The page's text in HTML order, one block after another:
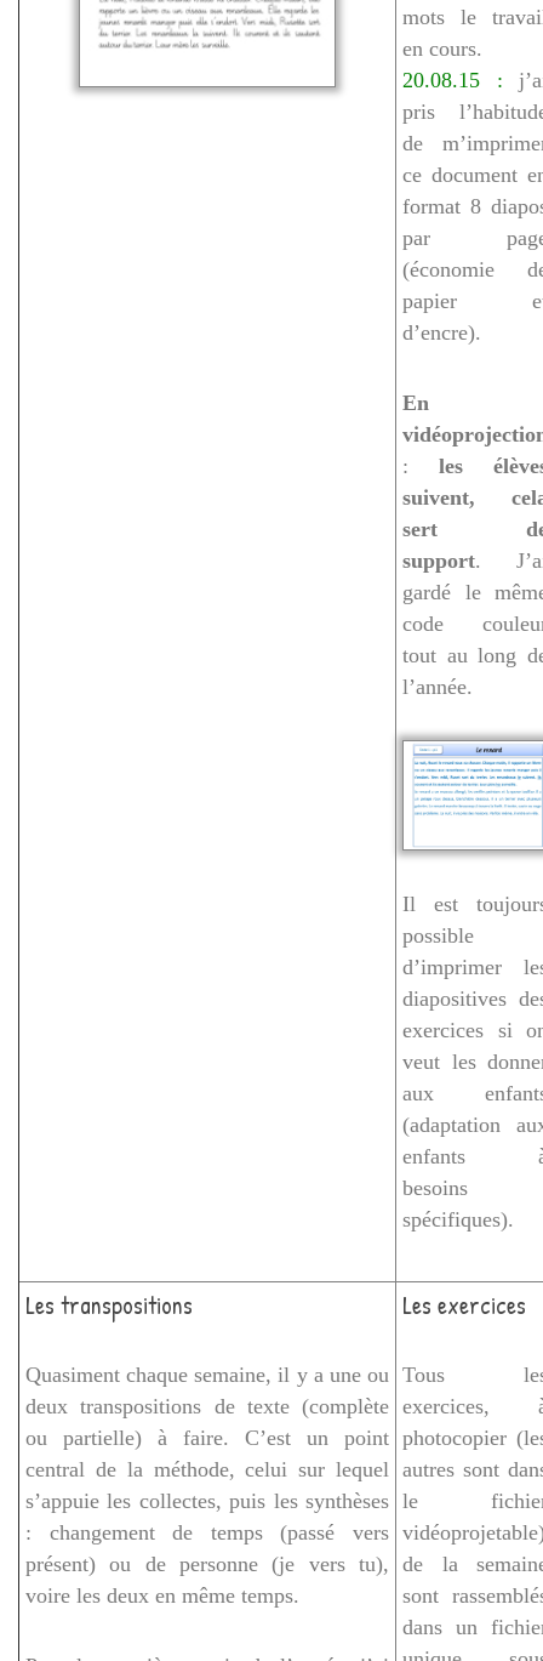
mots le
en cours.
20.08.15 :
pris
de
ce document
format 8
par
(économie
papier
d’encre).
En
: les
suivent,
sert
support.
gardé le
code
tout au long
l’année.
Il est
possible
d’imprimer
diapositives
exercices si
veut les
aux
(adaptation
enfants
besoins
spécifiques).
Les transpositions
Quasiment chaque semaine, il y a une ou
deux transpositions de texte (complète
ou partielle) à faire. C’est un point
central de la méthode, celui sur lequel
s’appuie les collectes, puis les synthèses
: changement de temps (passé vers
présent) ou de personne (je vers tu),
voire les deux en même temps.
Les exercices
Tous
exercices,
photocopier
autres sont
le
de la
sont
dans un